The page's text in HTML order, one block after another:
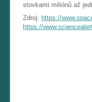
stovkami miliónů až
Zdroj: https://
https://